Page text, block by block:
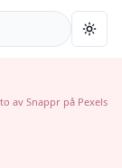
av Snappr på Pexels